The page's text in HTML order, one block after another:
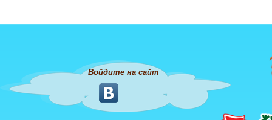
Войдите на сайт